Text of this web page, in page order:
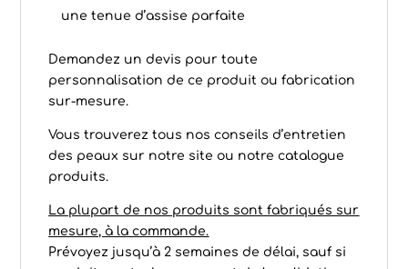
une tenue d’assise parfaite
Demandez un devis pour toute
personnalisation de ce produit ou fabrication
sur-mesure.
Vous trouverez tous nos conseils d’entretien
des peaux sur notre site ou notre catalogue
produits.
La plupart de nos produits sont fabriqués sur
mesure, à la commande.
Prévoyez jusqu’à 2 semaines de délai, sauf si